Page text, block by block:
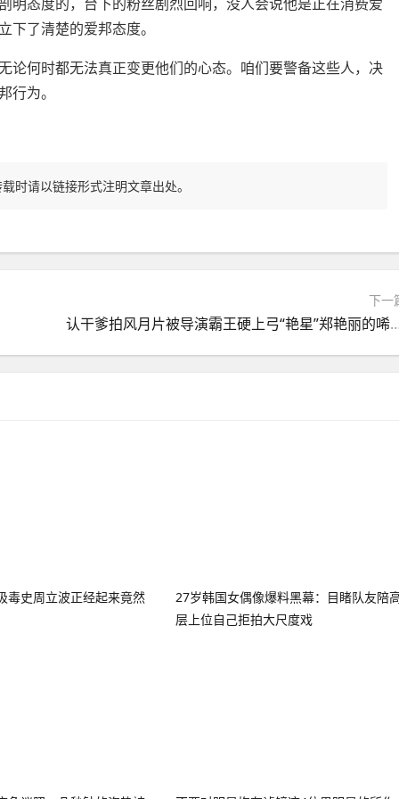
了清楚的爱邦态度。
何时都无法真正变更他们的心态。咱们要警备这些人，决
行为。
时请以链接形式注明文章出处。
下一
认干爹拍风月片被导演霸王硬
毒史周立波正经起来竟然
27岁韩国女偶像爆料黑幕：目睹队友陪
层上位自己拒拍大尺度戏